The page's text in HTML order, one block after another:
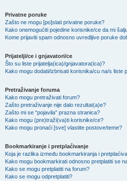
Privatne poruke
Zašto ne mogu [po]slati privatne poruke?
Kako onemogućiti pojedine korisnike/ce da mi
Kome prijaviti spam odnosno uvredljive poruke
Prijatelji/ce i gnjavatori/ce
Što su liste prijatelja(ica)/gnjavatora(ica)?
Kako mogu dodati/izbrisati korisnika/cu na/s liste
Pretraživanje foruma
Kako mogu pretraživati forum?
Zašto pretraživanje nije dalo rezultat(a)e?
Zašto mi se “pojavila” prazna stranica?
Kako mogu (pre)traži(va)ti korisnike/ce?
Kako mogu pronaći [sve] vlastite postove/teme?
Bookmarkiranje i pretplaćivanje
Koja je razlika između bookmarkiranja i
Kako mogu bookmarkirati odnosno pretplatiti se
Kako se mogu pretplatiti na forum?
Kako se mogu odpretplatiti?